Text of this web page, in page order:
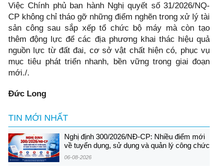
Việc Chính phủ ban hành Nghị quyết số 31/2026/NQ-
CP không chỉ tháo gỡ những điểm nghẽn trong xử lý tài
sản công sau sắp xếp tổ chức bộ máy mà còn tạo
thêm động lực để các địa phương khai thác hiệu quả
nguồn lực từ đất đai, cơ sở vật chất hiện có, phục vụ
mục tiêu phát triển nhanh, bền vững trong giai đoạn
mới./.
Đức Long
TIN MỚI NHẤT
Nghị định 300/2026/NĐ-CP: Nhiều điểm mới
về tuyển dụng, sử dụng và quản lý công chức
06-08-2026